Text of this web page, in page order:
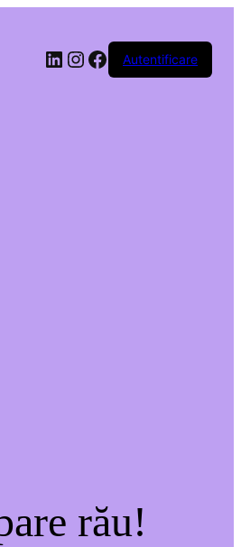
LinkedIn
Instagram
Facebook
Autentificare
rău!